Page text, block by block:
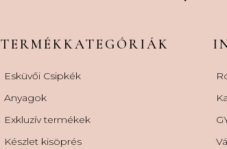
TERMÉKKATEGÓRIÁK
Esküvői Csipkék
Anyagok
Exkluzív termékek
Készlet kisöprés